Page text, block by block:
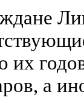
а